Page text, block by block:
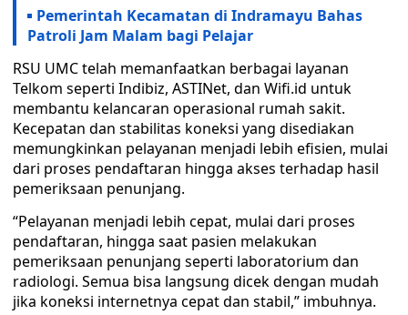
Pemerintah Kecamatan di Indramayu Bahas
Patroli Jam Malam bagi Pelajar
RSU UMC telah memanfaatkan berbagai layanan
Telkom seperti Indibiz, ASTINet, dan Wifi.id untuk
membantu kelancaran operasional rumah sakit.
Kecepatan dan stabilitas koneksi yang disediakan
memungkinkan pelayanan menjadi lebih efisien, mulai
dari proses pendaftaran hingga akses terhadap hasil
pemeriksaan penunjang.
“Pelayanan menjadi lebih cepat, mulai dari proses
pendaftaran, hingga saat pasien melakukan
pemeriksaan penunjang seperti laboratorium dan
radiologi. Semua bisa langsung dicek dengan mudah
jika koneksi internetnya cepat dan stabil,” imbuhnya.